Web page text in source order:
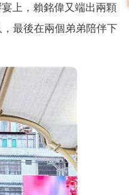
上，賴銘偉又端出兩顆
最後在兩個弟弟陪伴下